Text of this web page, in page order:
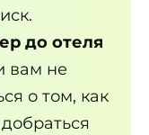
до отеля
вам не
о том, как